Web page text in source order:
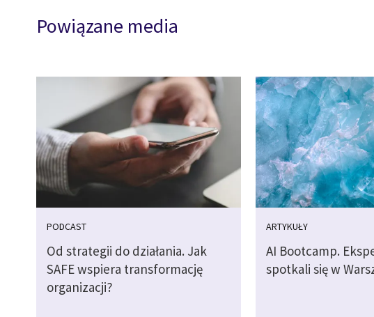
Powiązane media
PODCAST
Od strategii do działania. Jak
SAFE wspiera transformację
organizacji?
ARTYKUŁY
AI Bootcamp.
spotkali się w